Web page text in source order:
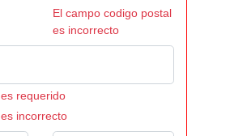
El campo codigo postal
es incorrecto
requerido
incorrecto